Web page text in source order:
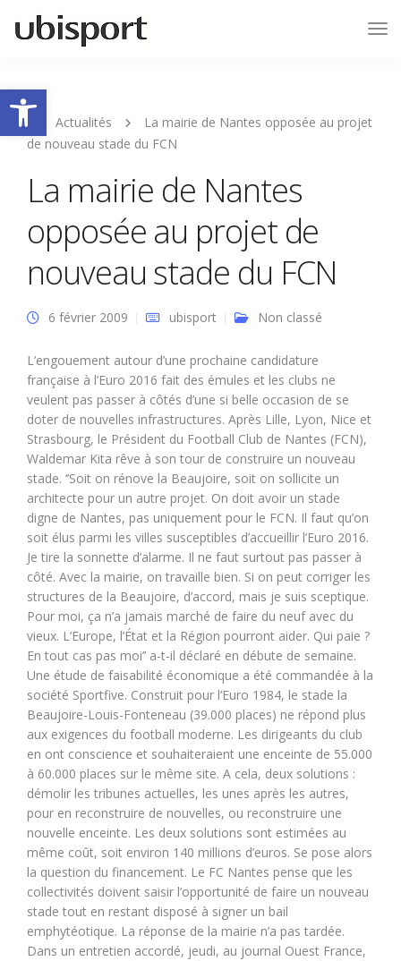
Ouvrir la barre d’outils
Actualités
La mairie de Nantes opposée au projet
de nouveau stade du FCN
La mairie de Nantes
opposée au projet de
nouveau stade du FCN
6 février 2009 ubisport Non classé
L’engouement autour d’une prochaine candidature
française à l’Euro 2016 fait des émules et les clubs ne
veulent pas passer à côtés d’une si belle occasion de se
doter de nouvelles infrastructures. Après Lille, Lyon, Nice et
Strasbourg, le Président du Football Club de Nantes (FCN),
Waldemar Kita rêve à son tour de construire un nouveau
stade. ‘’Soit on rénove la Beaujoire, soit on sollicite un
architecte pour un autre projet. On doit avoir un stade
digne de Nantes, pas uniquement pour le FCN. Il faut qu’on
soit élus parmi les villes susceptibles d’accueillir l’Euro 2016.
Je tire la sonnette d’alarme. Il ne faut surtout pas passer à
côté. Avec la mairie, on travaille bien. Si on peut corriger les
structures de la Beaujoire, d’accord, mais je suis sceptique.
Pour moi, ça n’a jamais marché de faire du neuf avec du
vieux. L’Europe, l’État et la Région pourront aider. Qui paie ?
En tout cas pas moi’’ a-t-il déclaré en débute de semaine.
Une étude de faisabilité économique a été commandée à la
société Sportfive. Construit pour l’Euro 1984, le stade la
Beaujoire-Louis-Fonteneau (39.000 places) ne répond plus
aux exigences du football moderne. Les dirigeants du club
en ont conscience et souhaiteraient une enceinte de 55.000
à 60.000 places sur le même site. A cela, deux solutions :
démolir les tribunes actuelles, les unes après les autres,
pour en reconstruire de nouvelles, ou reconstruire une
nouvelle enceinte. Les deux solutions sont estimées au
même coût, soit environ 140 millions d’euros. Se pose alors
la question du financement. Le FC Nantes pense que les
collectivités doivent saisir l’opportunité de faire un nouveau
stade tout en restant disposé à signer un bail
emphytéotique. La réponse de la mairie n’a pas tardée.
Dans un entretien accordé, jeudi, au journal Ouest France,